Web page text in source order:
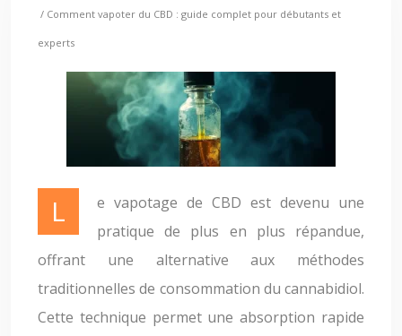
/ Comment vapoter du CBD : guide complet pour débutants et
experts
Le vapotage de CBD est devenu une
pratique de plus en plus répandue,
offrant une alternative aux méthodes
traditionnelles de consommation du cannabidiol.
Cette technique permet une absorption rapide